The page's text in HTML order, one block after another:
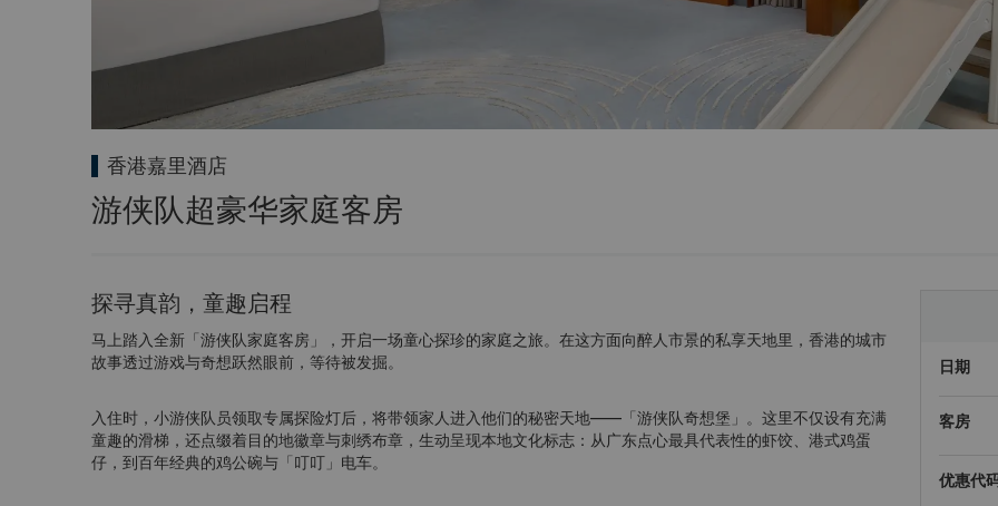
香港嘉里酒店
游侠队超豪华家庭客房
探寻真韵，童趣启程
马上踏入全新「游侠队家庭客房」，开启一场童心探珍的家庭之旅。在这方面向醉人市景的私享天地里，香港的城市
故事透过游戏与奇想跃然眼前，等待被发掘。
入住时，小游侠队员领取专属探险灯后，将带领家人进入他们的秘密天地——「游侠队奇想堡」。这里不仅设有充满
童趣的滑梯，还点缀着目的地徽章与刺绣布章，生动呈现本地文化标志：从广东点心最具代表性的虾饺、港式鸡蛋
仔，到百年经典的鸡公碗与「叮叮」电车。
日期
客房
优惠代